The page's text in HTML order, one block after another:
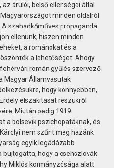
árulói, belső ellenségei által
minden oldalról
szabadkőműves propaganda
ellenünk, hiszen minden
a románokat és a
a lehetőséget. Ahogy
román gyűlés szervezői
Magyar Államvasutak
hogy könnyebben,
elszakítását részükről
Miután pedig 1919
a bolsevik pszichopatáknak, és
nem szűnt meg hazánk
egyik leg­ádázabb
bujtogatta, hogy a csehszlovák
Miklós kormányzósága alatt